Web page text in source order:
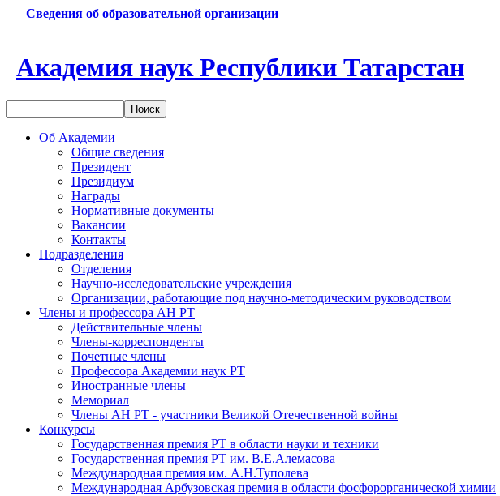
Сведения об образовательной организации
Академия наук Республики Татарстан
Об Академии
Общие сведения
Президент
Президиум
Награды
Нормативные документы
Вакансии
Контакты
Подразделения
Отделения
Научно-исследовательские учреждения
Организации, работающие под научно-методическим руководством
Члены и профессора АН РТ
Действительные члены
Члены-корреспонденты
Почетные члены
Профессора Академии наук РТ
Иностранные члены
Мемориал
Члены АН РТ - участники Великой Отечественной войны
Конкурсы
Государственная премия РТ в области науки и техники
Государственная премия РТ им. В.Е.Алемасова
Международная премия им. А.Н.Туполева
Международная Арбузовская премия в области фосфорорганической химии